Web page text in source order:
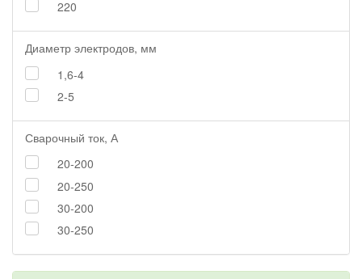
220
Диаметр электродов, мм
1,6-4
2-5
Сварочный ток, А
20-200
20-250
30-200
30-250